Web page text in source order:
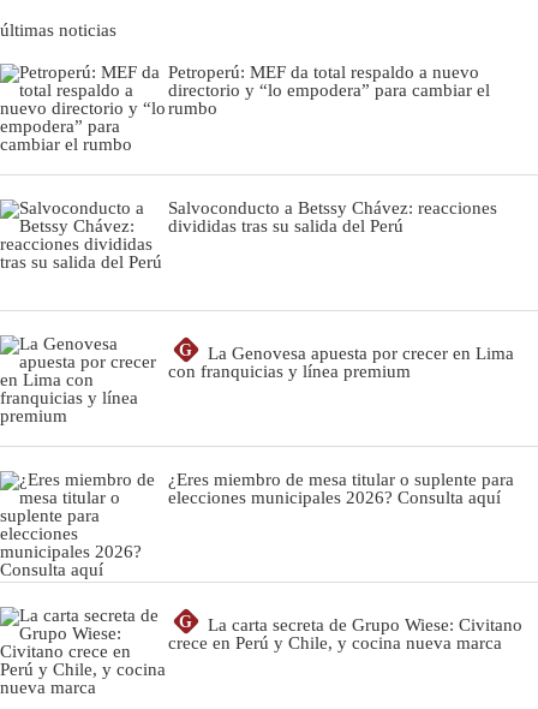
últimas noticias
Petroperú: MEF da total respaldo a nuevo
directorio y “lo empodera” para cambiar el
rumbo
Salvoconducto a Betssy Chávez: reacciones
divididas tras su salida del Perú
G
La Genovesa apuesta por crecer en Lima
con franquicias y línea premium
¿Eres miembro de mesa titular o suplente para
elecciones municipales 2026? Consulta aquí
G
La carta secreta de Grupo Wiese: Civitano
crece en Perú y Chile, y cocina nueva marca